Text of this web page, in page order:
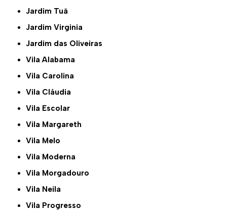
Jardim Tuã
Jardim Virginia
Jardim das Oliveiras
Vila Alabama
Vila Carolina
Vila Cláudia
Vila Escolar
Vila Margareth
Vila Melo
Vila Moderna
Vila Morgadouro
Vila Neila
Vila Progresso